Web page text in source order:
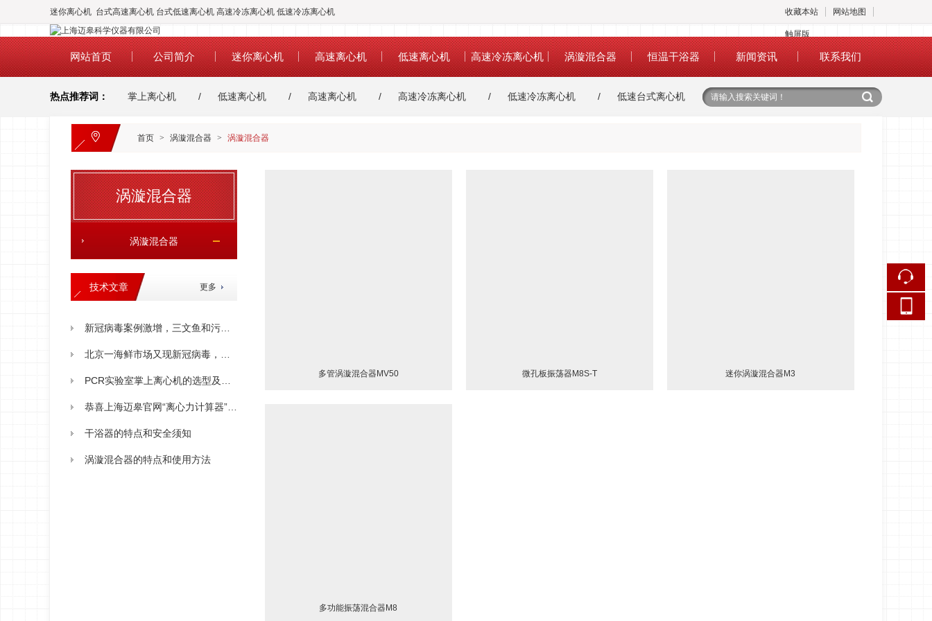
迷你离心机 台式高速离心机 台式低速离心机 高速冷冻离心机 低速冷冻离心机 收藏本站 网站地图
触屏版
网站首页 公司简介 迷你离心机 高速离心机 低速离心机 高速冷冻离心机 涡漩混合器 恒温干浴器 新闻资讯 联系我们
热点推荐词： 掌上离心机 低速离心机 高速离心机 高速冷冻离心机 低速冷冻离心机 低速台式离心机 高速台式离心机
恒温金属浴 台式低速冷冻离心机
迷你离心机
首页 > 涡漩混合器 > 涡漩混合器
涡漩混合器
涡漩混合器
更多
技术文章
新冠病毒案例激增，三文鱼和污水竟成为新型感染源?
北京一海鲜市场又现新冠病毒，核酸检测离心机助病毒检测一臂之力!
PCR实验室掌上离心机的选型及操作
恭喜上海迈皋官网“离心力计算器”上线
干浴器的特点和安全须知
涡漩混合器的特点和使用方法
多管涡漩混合器MV50 微孔板振荡器M8S-T 迷你涡漩混合器M3
多功能振荡混合器M8